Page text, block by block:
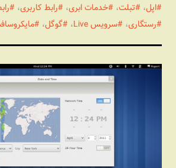
اپل، تبلت، خدمات ابری، رابط کاربری،
رستگاری، سرویس Live ، گوگل،